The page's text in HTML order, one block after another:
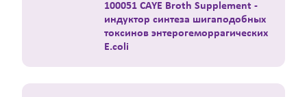
100051 CAYE Broth Supplement -
индуктор синтеза шигаподобных
токсинов энтерогеморрагических
E.coli